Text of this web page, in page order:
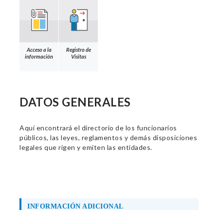
Acceso a la
información
Registro de
Visitas
DATOS GENERALES
Aquí encontrará el directorio de los funcionarios
públicos, las leyes, reglamentos y demás disposiciones
legales que rigen y emiten las entidades.
INFORMACIÓN ADICIONAL